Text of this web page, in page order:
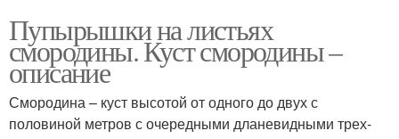
Пупырышки на листьях
смородины. Куст смородины –
описание
Смородина – куст высотой от одного до двух с
половиной метров с очередными дланевидными трех-